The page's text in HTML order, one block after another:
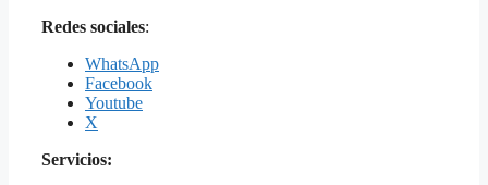
Redes sociales:
WhatsApp
Facebook
Youtube
X
Servicios: